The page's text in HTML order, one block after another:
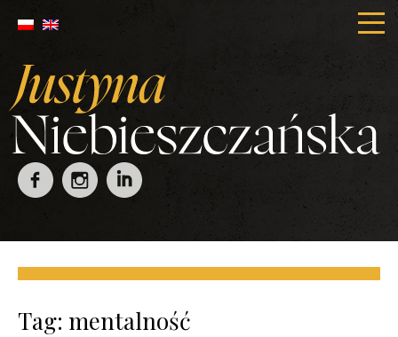
Tag: mentalność